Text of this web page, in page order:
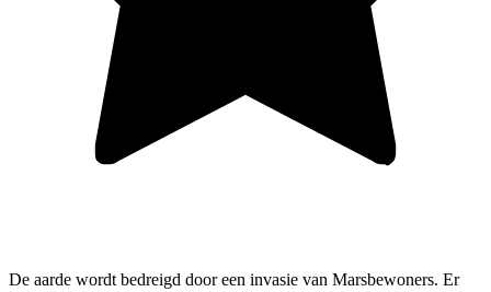
De aarde wordt bedreigd door een invasie van Marsbewoners. Er